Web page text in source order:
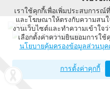
Top Returns
WealthMagik
Wealth Management
เปิดด้วยแอป
เราใช้คุกกี้เพื่อเพิ่มประสบการณ์
และโฆษณาให้ตรงกับความสนใ
งานเว็บไซต์และทำความเข้าใ
เลือกตั้งค่าความยินยอมการใ
นโยบายคุ้มครองข้อมูลส่วนบุค
การตั้งค่าคุกกี้